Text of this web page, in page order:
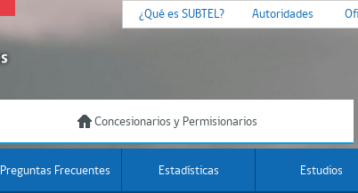
¿Qué es SUBTEL? Autoridades
Concesionarios y Permisionarios
Preguntas Frecuentes Estadísticas Estudios